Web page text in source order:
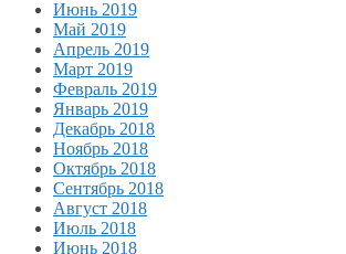
Июнь 2019
Май 2019
Апрель 2019
Март 2019
Февраль 2019
Январь 2019
Декабрь 2018
Ноябрь 2018
Октябрь 2018
Сентябрь 2018
Август 2018
Июль 2018
Июнь 2018